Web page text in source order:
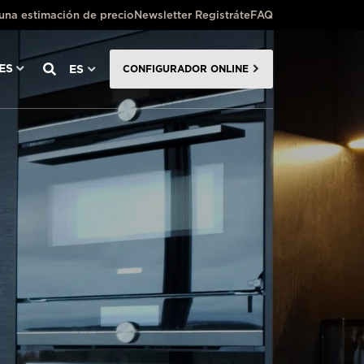
estimación de precio Newsletter RegistráteFAQ
ES CONFIGURADOR ONLINE